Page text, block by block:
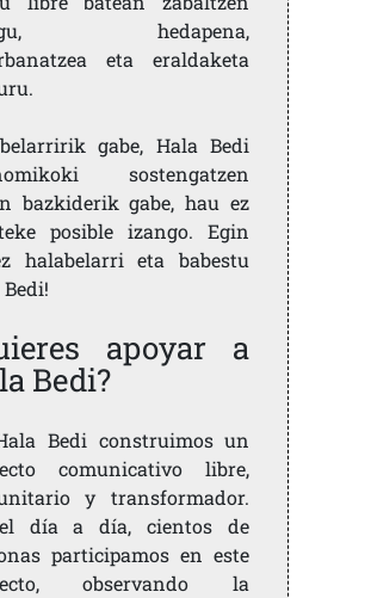
hedapena,
eta eraldaketa
gabe, Hala Bedi
sostengatzen
bazkiderik gabe, hau ez
posible izango. Egin
halabelarri eta babestu
apoyar a
Bedi?
Bedi construimos un
comunicativo libre,
y transformador.
día a día, cientos de
participamos en este
observando la